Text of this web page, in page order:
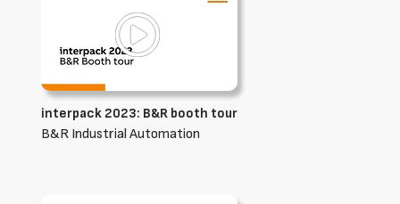
interpack 2023: B&R booth tour
B&R Industrial Automation